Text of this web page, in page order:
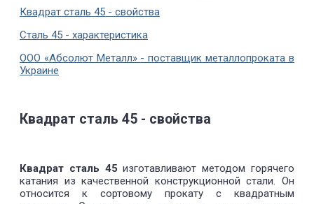
Квадрат сталь 45 - свойства
Сталь 45 - характеристика
ООО «Абсолют Металл» - поставщик металлопроката в
Украине
Квадрат сталь 45 - свойства
Квадрат сталь 45 изготавливают методом горячего
катания из качественной конструкционной стали. Он
относится к сортовому прокату с квадратным